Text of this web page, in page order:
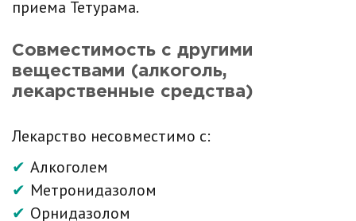
приема Тетурама.
Совместимость с другими
веществами (алкоголь,
лекарственные средства)
Лекарство несовместимо с:
Алкоголем
Метронидазолом
Орнидазолом